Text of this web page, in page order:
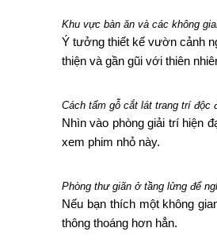
Khu vực bàn ăn và các không
Ý tưởng thiết kế vườn cảnh
thiện và gần gũi với thiên
Cách tấm gỗ cắt lát trang trí độc
Nhìn vào phòng giải trí hiện
xem phim nhỏ này.
Phòng thư giãn ở tầng lửng để
Nếu bạn thích một không
thông thoáng hơn hẳn.